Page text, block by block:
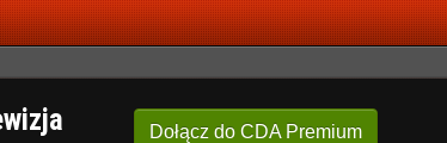
Dołącz do CDA Premium